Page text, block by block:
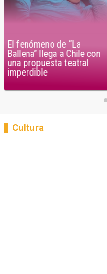
El fenómeno de “La
Ballena” llega a Chile con
una propuesta teatral
imperdible
Cultura